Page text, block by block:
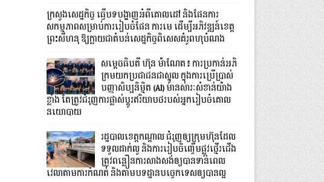
ក្រសួងសេដ្ឋកិច្ច ធ្វើបទបង្ហាញអំពីគោលដៅ និងផែនការ
សកម្មភាពសម្រាប់ការរៀបចំផែន ការមេ ដើម្បីអភិវឌ្ឍន៍ខេត្ត
ព្រះសីហនុ ឱ្យក្លាយជាតំបន់សេដ្ឋកិច្ចពិសេសគំរូពហុបំណង
សម្តេចធិបតី ហ៊ុន ម៉ាណែត៖ ការប្រកាន់អភិ
ក្រមយកប្រជាជនជាស្នូល ក្នុងការប្រើប្រាស់
បញ្ញាសិប្បនិម្មិត (AI) មានសារៈសំខាន់យ៉ាង
ខ្លាំង តែត្រូវជំរុញការផ្លាស់ប្តូរឥរិយាបថរបស់អ្នករៀបចំគោល
នយោបាយ
រដ្ឋបាលខេត្តកណ្ដាល ជំរុញឲ្យក្រុមហ៊ុនដែល
ទទួលដាក់លូ និងការរៀបចិញ្ចើមផ្លូវថ្មើរជើង
ត្រូវពន្លឿនការសាងសង់ឲ្យបានទាន់ពេល
វេលាតាមការកំណត់ និងតាមបទដ្ឋានបច្ចេកទេសឲ្យបានល្អ